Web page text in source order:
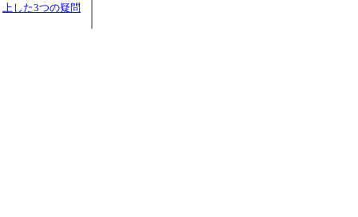
上した3つの疑問